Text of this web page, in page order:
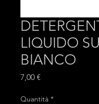
LIQUIDO
BIANCO
7,00 €
Quantità *